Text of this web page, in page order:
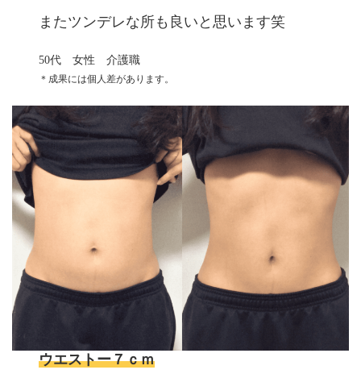
またツンデレな所も良いと思います笑
50代 女性 介護職
＊成果には個人差があります。
ウエストー７ｃｍ